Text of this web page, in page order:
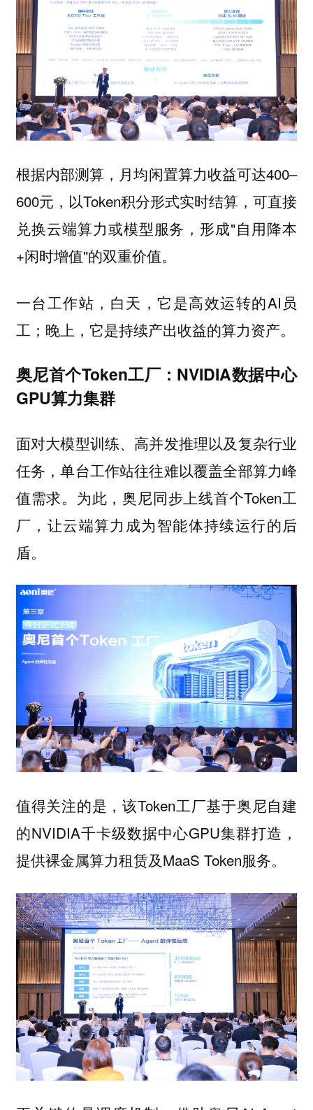
根据内部测算，月均闲置算力收益可达400–
600元，以Token积分形式实时结算，可直接
兑换云端算力或模型服务，形成"自用降本
+闲时增值"的双重价值。
一台工作站，白天，它是高效运转的AI员
工；晚上，它是持续产出收益的算力资产。
奥尼首个Token工厂：NVIDIA数据中心
GPU算力集群
面对大模型训练、高并发推理以及复杂行业
任务，单台工作站往往难以覆盖全部算力峰
值需求。为此，奥尼同步上线首个Token工
厂，让云端算力成为智能体持续运行的后
盾。
值得关注的是，该Token工厂基于奥尼自建
的NVIDIA千卡级数据中心GPU集群打造，
提供裸金属算力租赁及MaaS Token服务。